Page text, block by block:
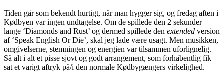
Tiden går som bekendt hurtigt, når man hygger sig, og fredag aften i
Kødbyen var ingen undtagelse. Om de spillede den 2 sekunder
lange ‘Diamonds and Rust’ og dermed spillede den extended version
af ‘Speak English Or Die’, skal jeg lade være usagt. Men musikken,
omgivelserne, stemningen og energien var tilsammen uforlignelig.
Så alt i alt et pisse sjovt og godt arrangement, som forhåbentlig fik
sat et varigt aftryk på/i den normale Kødbygængers virkelighed.